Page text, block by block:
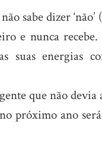
sabe dizer
e nunca
suas energias
que não devia
próximo ano